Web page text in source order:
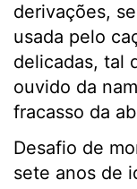
derivações,
usada pelo
delicadas, tal
ouvido da
fracasso da
Desafio de
sete anos de